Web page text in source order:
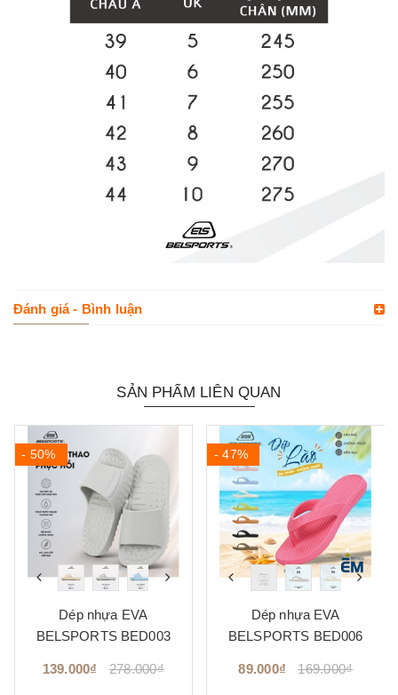
Đánh giá - Bình luận
SẢN PHẨM LIÊN QUAN
- 50%
Dép nhựa EVA
BELSPORTS BED003
139.000₫ 278.000₫
- 47%
Dép nhựa EVA
BELSPORTS BED006
89.000₫ 169.000₫